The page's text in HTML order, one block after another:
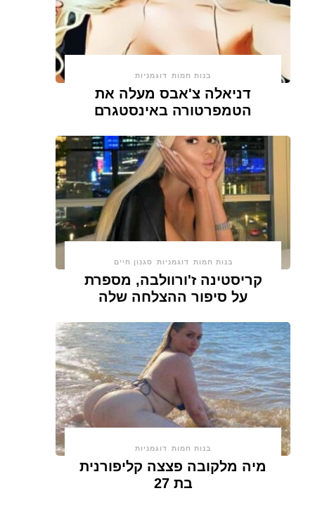
בנות חמות דוגמניות
דניאלה צ'אבס מעלה את
הטמפרטורה באינסטגרם
בנות חמות דוגמניות סגנון חיים
קריסטינה ז'ורוולבה, מספרת
על סיפור ההצלחה שלה
בנות חמות דוגמניות
מיה מלקובה פצצה קליפורנית
בת 27